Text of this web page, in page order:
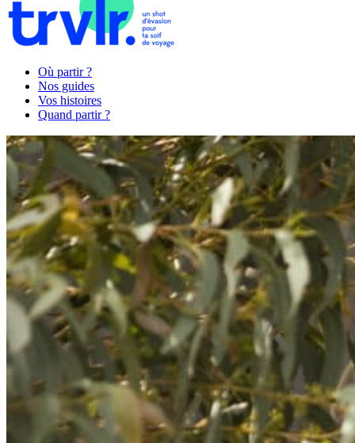
Où partir ?
Nos guides
Vos histoires
Quand partir ?